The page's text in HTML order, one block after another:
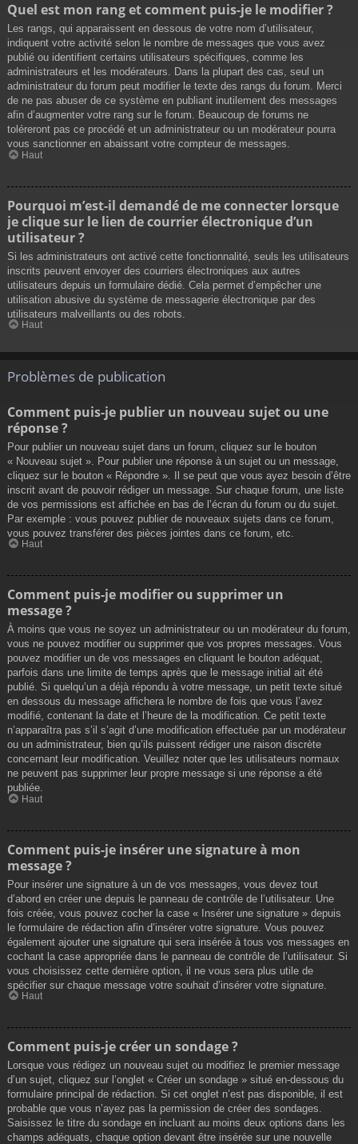
Quel est mon rang et comment puis-je le modifier ?
Les rangs, qui apparaissent en dessous de votre nom d’utilisateur,
indiquent votre activité selon le nombre de messages que vous avez
publié ou identifient certains utilisateurs spécifiques, comme les
administrateurs et les modérateurs. Dans la plupart des cas, seul un
administrateur du forum peut modifier le texte des rangs du forum. Merci
de ne pas abuser de ce système en publiant inutilement des messages
afin d’augmenter votre rang sur le forum. Beaucoup de forums ne
toléreront pas ce procédé et un administrateur ou un modérateur pourra
vous sanctionner en abaissant votre compteur de messages.
Haut
Pourquoi m’est-il demandé de me connecter lorsque
je clique sur le lien de courrier électronique d’un
utilisateur ?
Si les administrateurs ont activé cette fonctionnalité, seuls les utilisateurs
inscrits peuvent envoyer des courriers électroniques aux autres
utilisateurs depuis un formulaire dédié. Cela permet d’empêcher une
utilisation abusive du système de messagerie électronique par des
utilisateurs malveillants ou des robots.
Haut
Problèmes de publication
Comment puis-je publier un nouveau sujet ou une
réponse ?
Pour publier un nouveau sujet dans un forum, cliquez sur le bouton
« Nouveau sujet ». Pour publier une réponse à un sujet ou un message,
cliquez sur le bouton « Répondre ». Il se peut que vous ayez besoin d’être
inscrit avant de pouvoir rédiger un message. Sur chaque forum, une liste
de vos permissions est affichée en bas de l’écran du forum ou du sujet.
Par exemple : vous pouvez publier de nouveaux sujets dans ce forum,
vous pouvez transférer des pièces jointes dans ce forum, etc.
Haut
Comment puis-je modifier ou supprimer un
message ?
À moins que vous ne soyez un administrateur ou un modérateur du forum,
vous ne pouvez modifier ou supprimer que vos propres messages. Vous
pouvez modifier un de vos messages en cliquant le bouton adéquat,
parfois dans une limite de temps après que le message initial ait été
publié. Si quelqu’un a déjà répondu à votre message, un petit texte situé
en dessous du message affichera le nombre de fois que vous l’avez
modifié, contenant la date et l’heure de la modification. Ce petit texte
n’apparaîtra pas s’il s’agit d’une modification effectuée par un modérateur
ou un administrateur, bien qu’ils puissent rédiger une raison discrète
concernant leur modification. Veuillez noter que les utilisateurs normaux
ne peuvent pas supprimer leur propre message si une réponse a été
publiée.
Haut
Comment puis-je insérer une signature à mon
message ?
Pour insérer une signature à un de vos messages, vous devez tout
d’abord en créer une depuis le panneau de contrôle de l’utilisateur. Une
fois créée, vous pouvez cocher la case « Insérer une signature » depuis
le formulaire de rédaction afin d’insérer votre signature. Vous pouvez
également ajouter une signature qui sera insérée à tous vos messages en
cochant la case appropriée dans le panneau de contrôle de l’utilisateur. Si
vous choisissez cette dernière option, il ne vous sera plus utile de
spécifier sur chaque message votre souhait d’insérer votre signature.
Haut
Comment puis-je créer un sondage ?
Lorsque vous rédigez un nouveau sujet ou modifiez le premier message
d’un sujet, cliquez sur l’onglet « Créer un sondage » situé en-dessous du
formulaire principal de rédaction. Si cet onglet n’est pas disponible, il est
probable que vous n’ayez pas la permission de créer des sondages.
Saisissez le titre du sondage en incluant au moins deux options dans les
champs adéquats, chaque option devant être insérée sur une nouvelle